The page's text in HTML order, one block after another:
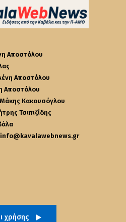
Αποστόλου
Αποστόλου
Αποστόλου
Μάκης Κακουσόγλου
Τσιπιζίδης
χρήσης